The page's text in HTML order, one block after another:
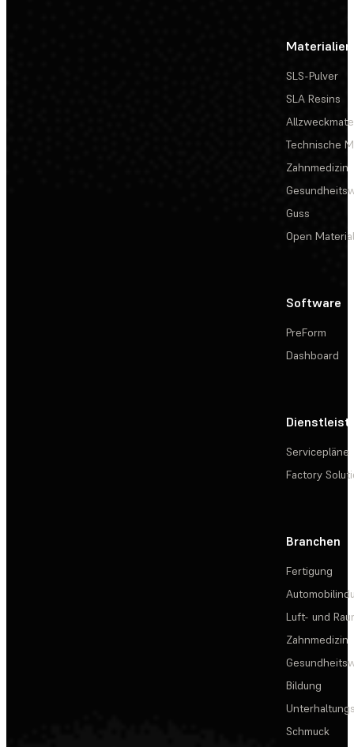
Materialien
SLS-Pulver
SLA Resins
Technische
Zahnmedizin
Guss
Open
Software
PreForm
Dashboard
Servicepläne
Factory
Branchen
Fertigung
Luft- und
Zahnmedizin
Bildung
Schmuck